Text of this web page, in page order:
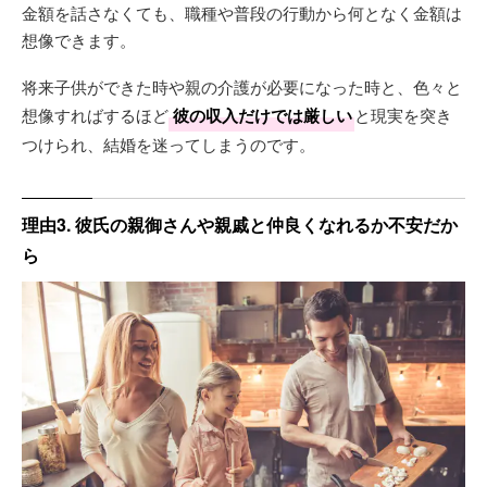
金額を話さなくても、職種や普段の行動から何となく金額は
想像できます。
将来子供ができた時や親の介護が必要になった時と、色々と
想像すればするほど彼の収入だけでは厳しいと現実を突き
つけられ、結婚を迷ってしまうのです。
理由3. 彼氏の親御さんや親戚と仲良くなれるか不安だか
ら